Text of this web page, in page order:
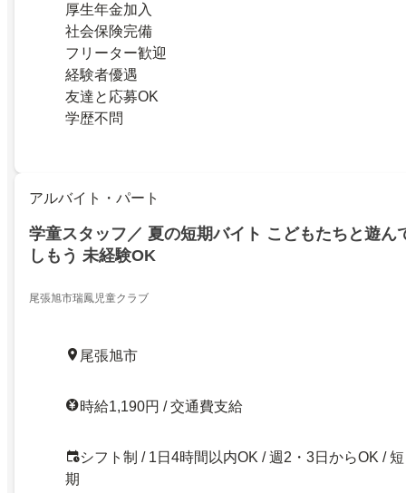
厚生年金加入
社会保険完備
フリーター歓迎
経験者優遇
友達と応募OK
学歴不問
アルバイト・パート
学童スタッフ／ 夏の短期バイト こどもたちと遊ん
しもう 未経験OK
尾張旭市瑞鳳児童クラブ
尾張旭市
時給1,190円 / 交通費支給
シフト制 / 1日4時間以内OK / 週2・3日からOK / 短
期